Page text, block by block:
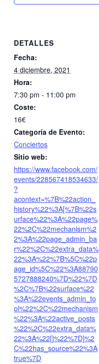
DETALLES
Fecha:
4 diciembre, 2021
Hora:
7:30 pm - 11:00 pm
Coste:
16€
Categoría de Evento:
Conciertos
Sitio web:
https://www.facebook.com/
events/228567418534633/
?
acontext=%7B%22action_
history%22%3A[%7B%22s
urface%22%3A%22page%
22%2C%22mechanism%2
2%3A%22page_admin_ba
r%22%2C%22extra_data%
22%3A%22%7B%5C%22p
age_id%5C%22%3A88790
5727888240%7D%22%7D
%2C%7B%22surface%22
%3A%22events_admin_to
ol%22%2C%22mechanism
%22%3A%22active_posts
%22%2C%22extra_data%
22%3A%22[]%22%7D]%2
C%22has_source%22%3A
true%7D